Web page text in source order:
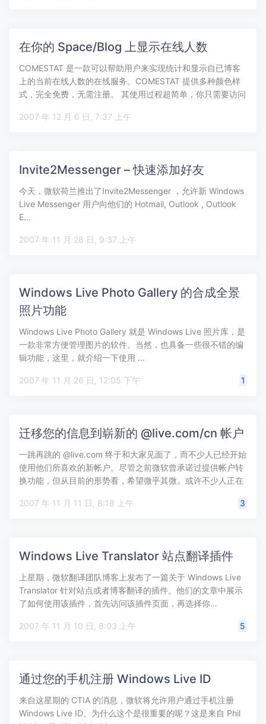
在你的 Space/Blog 上显示在线人数
COMESTAT 是一款可以帮助用户来实现统计和显示自已博客
上的当前在线人数的在线服务。COMESTAT 提供多种颜色样
式，完全免费，无需注册。 其使用过程超简单，你只需要访问
2007 年 12 月 6 日, 7:37 上午
Invite2Messenger – 快速添加好友
今天，微软荷兰推出了Invite2Messenger ，允许新 Windows
Live Messenger 用户向他们的 Hotmail, Outlook , Outlook
E…
2007 年 11 月 28 日, 9:37 上午
Windows Live Photo Gallery 的合成全景
照片功能
Windows Live Photo Gallery 就是 Windows Live 照片库，是
一款非常方便管理图片的软件。当然，也具备一些很不错的编
辑功能，这里，就介绍一下使用 …
2007 年 11 月 26 日, 12:05 下午 1
迁移您的信息到崭新的 @live.com/cn 帐户
一跳再跳的 @live.com 终于和大家见面了，而不少人已经开始
使用他们所喜欢的新帐户。尽管之前微软曾承诺过提供帐户转
换功能，但从目前的形势看，希望微乎其微。或许不少人正在
2007 年 11 月 11 日, 8:18 上午
3
Windows Live Translator 站点翻译插件
上星期，微软翻译团队博客上发布了一篇关于 Windows Live
Translator 针对站点或者博客翻译的插件。他们的文章中展示
了如何使用该插件，首先访问该插件页面，再选择你…
2007 年 11 月 10 日, 8:03 上午 5
通过您的手机注册 Windows Live ID
来自这星期的 CTIA 的消息，微软将允许用户通过手机注册
Windows Live ID。为什么这个是很重要的呢？这是来自 Phil